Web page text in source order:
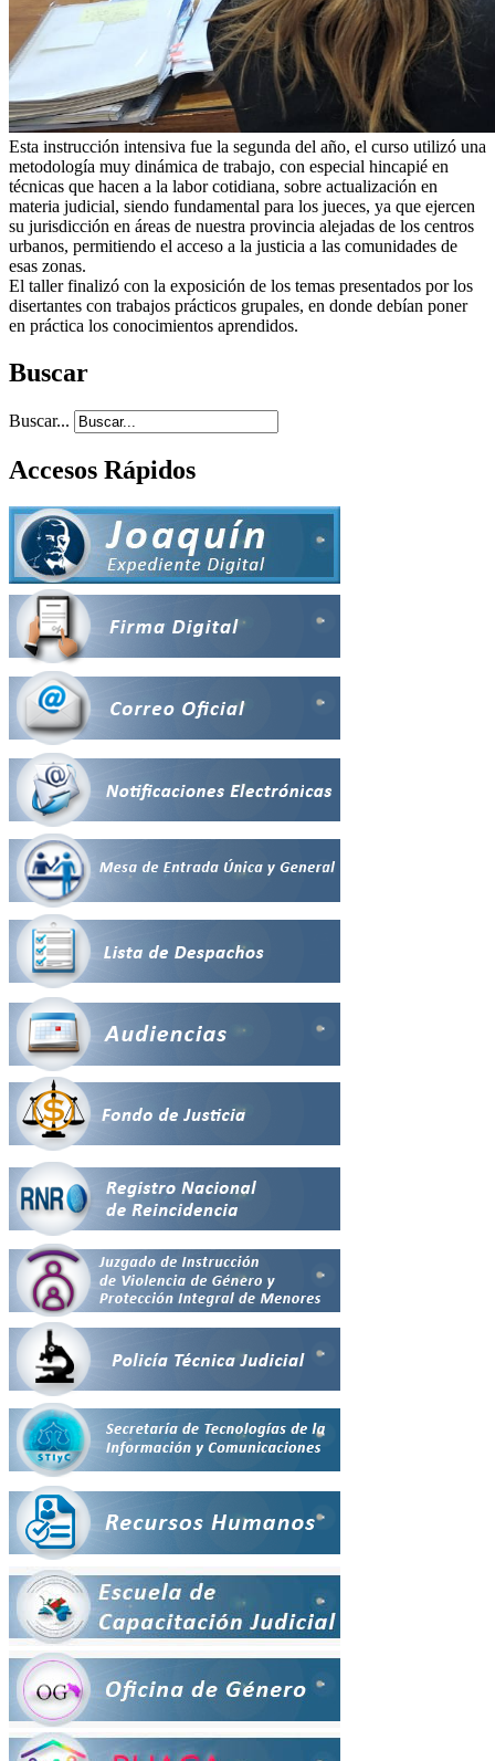
Esta instrucción intensiva fue la segunda del año, el curso utilizó una
metodología muy dinámica de trabajo, con especial hincapié en
técnicas que hacen a la labor cotidiana, sobre actualización en
materia judicial, siendo fundamental para los jueces, ya que ejercen
su jurisdicción en áreas de nuestra provincia alejadas de los centros
urbanos, permitiendo el acceso a la justicia a las comunidades de
esas zonas.
El taller finalizó con la exposición de los temas presentados por los
disertantes con trabajos prácticos grupales, en donde debían poner
en práctica los conocimientos aprendidos.
Buscar
Buscar...
Accesos Rápidos